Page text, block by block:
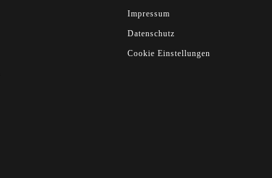
Impressum
Datenschutz
Cookie Einstellungen